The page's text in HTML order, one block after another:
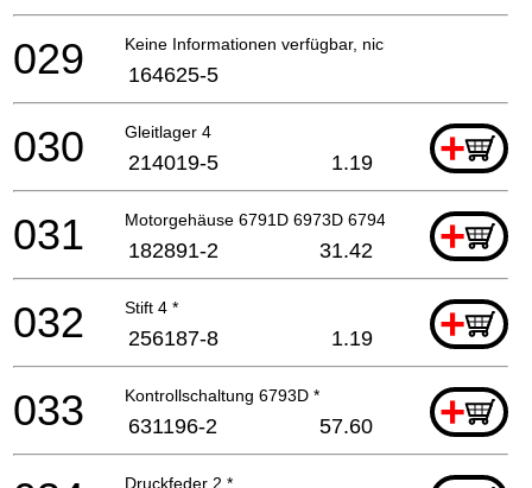
Keine Informationen verfügbar, nicht bestellbar
029 164625-5
Gleitlager 4 +
030 214019-5 1.19
Motorgehäuse 6791D 6973D 6794D * +
031 182891-2 31.42
Stift 4 * +
032 256187-8 1.19
Kontrollschaltung 6793D * +
033 631196-2 57.60
Druckfeder 2 *